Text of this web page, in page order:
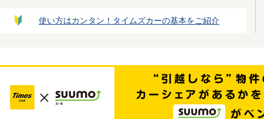
使い方はカンタン！タイムズカーの基本をご紹介